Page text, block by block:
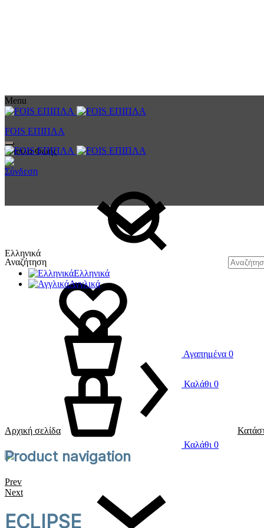
Menu
FOIS ΕΠΙΠΛΑ
Έπιπλα Φωής
Σύνδεση
Αναζήτηση
Αγαπημένα 0
Καλάθι 0
Ελληνικά
Ελληνικά
Αγγλικά
Καλάθι 0
Αρχική σελίδα
Product navigation
Prev
Next
ECLIPSE